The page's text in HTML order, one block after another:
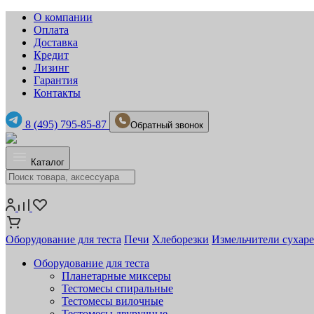
О компании
Оплата
Доставка
Кредит
Лизинг
Гарантия
Контакты
8 (495) 795-85-87 Обратный звонок
Каталог
Оборудование для теста Печи Хлеборезки Измельчители
Оборудование для теста
Планетарные миксеры
Тестомесы спиральные
Тестомесы вилочные